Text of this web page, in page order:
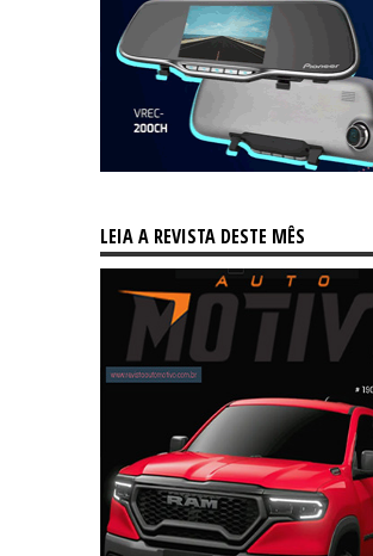
LEIA A REVISTA DESTE MÊS